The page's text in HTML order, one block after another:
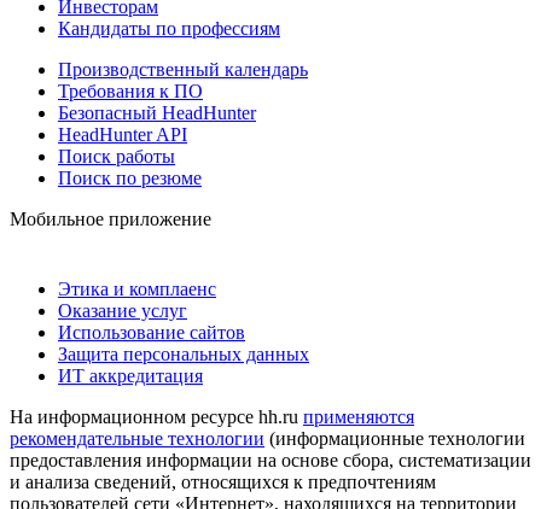
Инвесторам
Кандидаты по профессиям
Производственный календарь
Требования к ПО
Безопасный HeadHunter
HeadHunter API
Поиск работы
Поиск по резюме
Мобильное приложение
Этика и комплаенс
Оказание услуг
Использование сайтов
Защита персональных данных
ИТ аккредитация
На информационном ресурсе hh.ru применяются
рекомендательные технологии (информационные технологии
предоставления информации на основе сбора, систематизации
и анализа сведений, относящихся к предпочтениям
пользователей сети «Интернет», находящихся на территории